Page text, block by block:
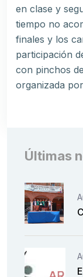
en clase y
tiempo no
finales y los
participación
con pinchos
organizada
Últimas